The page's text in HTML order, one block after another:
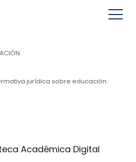
jurídica sobre educación.
Académica Digital